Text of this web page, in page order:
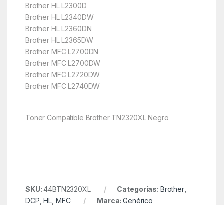
Brother HL L2300D
Brother HL L2340DW
Brother HL L2360DN
Brother HL L2365DW
Brother MFC L2700DN
Brother MFC L2700DW
Brother MFC L2720DW
Brother MFC L2740DW
Toner Compatible Brother TN2320XL Negro
SKU:44BTN2320XL Categorías: Brother,
DCP ,HL MFC Marca:Genérico